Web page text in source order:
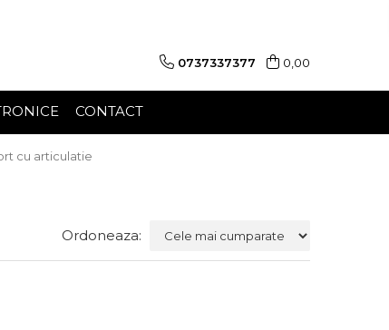
0737337377 0,00
CONTACT
cu articulatie
Ordoneaza: